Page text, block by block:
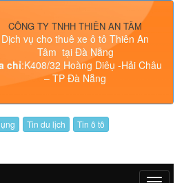
CÔNG TY TNHH THIÊN AN TÂM
Dịch vụ cho thuê xe ô tô Thiên An
Tâm tại Đà Nẵng
chỉ:K408/32 Hoàng Diêụ -Hải Châu
– TP Đà Nẵng
Tin du lịch Tin ô tô